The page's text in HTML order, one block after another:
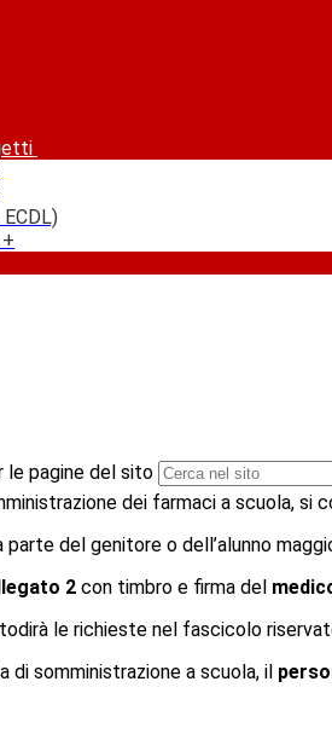
ECDL)
le pagine del sito
dei farmaci a scuola, si
parte del genitore o dell’alunno
2 con timbro e firma del
le richieste nel fascicolo
di somministrazione a scuola, il